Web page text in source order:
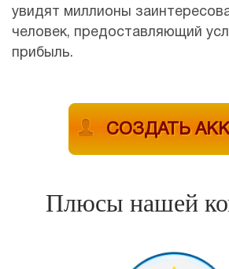
увидят миллионы
человек, предоставляющий
прибыль.
СОЗДАТЬ
Плюсы нашей